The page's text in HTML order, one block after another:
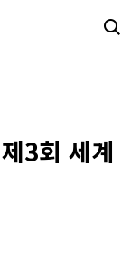
3회 세계